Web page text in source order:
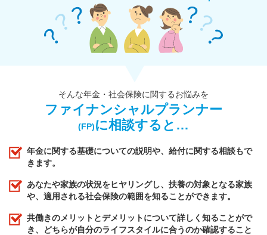
そんな年金・社会保険に関するお悩みを
ファイナンシャルプランナー
(FP)に相談すると…
年金に関する基礎についての説明や、給付に関する相談もで
きます。
あなたや家族の状況をヒヤリングし、扶養の対象となる家族
や、適用される社会保険の範囲を知ることができます。
共働きのメリットとデメリットについて詳しく知ることがで
き、どちらが自分のライフスタイルに合うのか確認すること